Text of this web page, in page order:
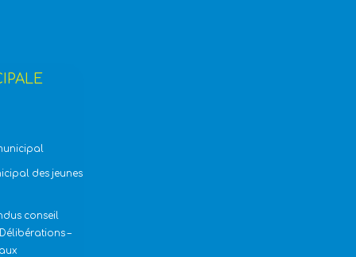
des jeunes
conseil
–